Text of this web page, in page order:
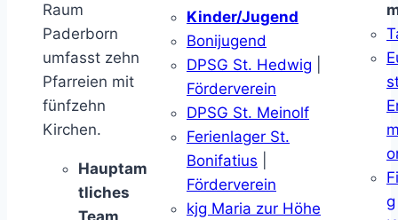
Raum
Paderborn
umfasst zehn
Pfarreien mit
fünfzehn
Kirchen.
Hauptam
tliches
Team
Kinder/Jugend
Bonijugend
DPSG St. Hedwig
Förderverein
DPSG St. Meinolf
Ferienlager St.
Bonifatius
Förderverein
kjg Maria zur Höhe
g